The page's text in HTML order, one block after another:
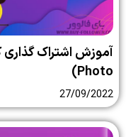
Photo)
27/09/2022